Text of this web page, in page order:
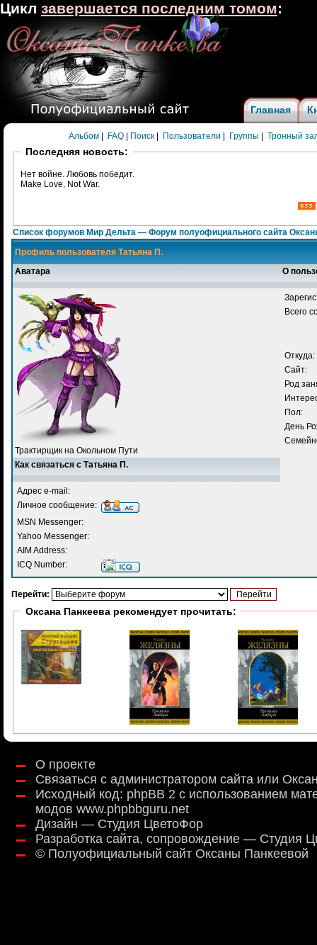
Главная
Альбом FAQ Поиск Пользователи Группы Тронный
Последняя новость:
Нет войне. Любовь победит.
Make Love, Not War.
Список форумов Мир Дельта — Форум полуофициального сайта
Профиль пользователя Татьяна П.
Аватара
О
Трактирщик на Окольном Пути
Всего
Откуда:
Сайт:
Род
Пол:
День
Как связаться с Татьяна П.
Адрес e-mail:
Личное сообщение:
MSN Messenger:
Yahoo Messenger:
AIM Address:
ICQ Number:
Перейти:
Оксана Панкеева рекомендует прочитать:
О проекте
Связаться с администратором сайта или
Исходный код: phpBB 2 с использованием
модов www.phpbbguru.net
Дизайн — Студия ЦветоФор
Разработка сайта, сопровождение — Студия
© Полуофициальный сайт Оксаны Панкеевой
Цикл завершается последним томом: